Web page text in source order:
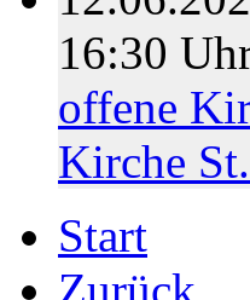
16:30
offene
Kirche
Start